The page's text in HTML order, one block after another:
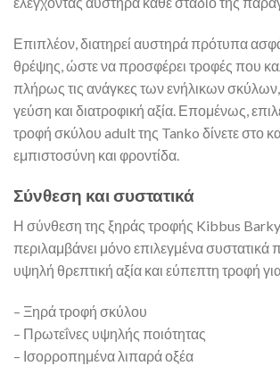
Επιπλέον, διατηρεί αυστηρά πρότυπα
θρέψης, ώστε να προσφέρει τροφές που
πλήρως τις ανάγκες των ενήλικων
γεύση και διατροφική αξία. Επομένως,
τροφή σκύλου adult της Tanko δίνετε στο
εμπιστοσύνη και φροντίδα.
Σύνθεση και συστατικά
Η σύνθεση της ξηράς τροφής Kibbus
περιλαμβάνει μόνο επιλεγμένα συστατικά
υψηλή θρεπτική αξία και εύπεπτη τροφή
– Ξηρά τροφή σκύλου
– Πρωτεΐνες υψηλής ποιότητας
– Ισορροπημένα λιπαρά οξέα